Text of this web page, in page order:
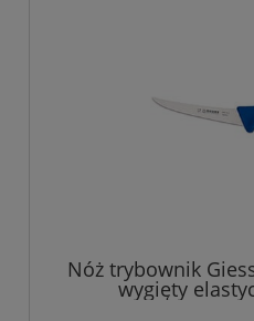
Nóż trybownik
wygięty